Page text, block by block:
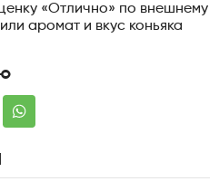
«Отлично» по внешнему
аромат и вкус коньяка